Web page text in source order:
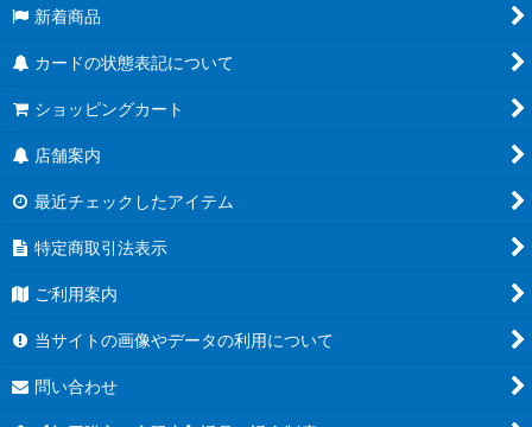
新着商品
カードの状態表記について
ショッピングカート
店舗案内
最近チェックしたアイテム
特定商取引法表示
ご利用案内
当サイトの画像やデータの利用について
問い合わせ